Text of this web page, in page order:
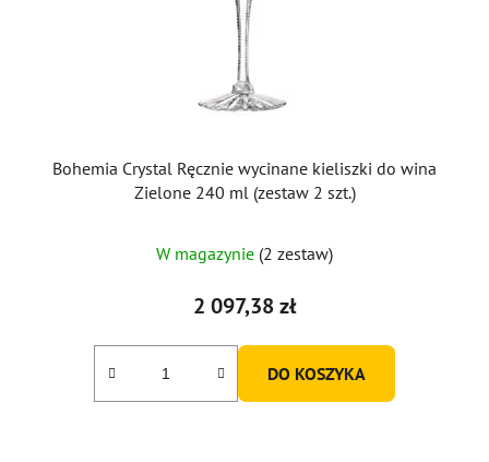
Bohemia Crystal Ręcznie wycinane kieliszki do wina
Zielone 240 ml (zestaw 2 szt.)
W magazynie (2 zestaw)
2 097,38 zł
DO KOSZYKA